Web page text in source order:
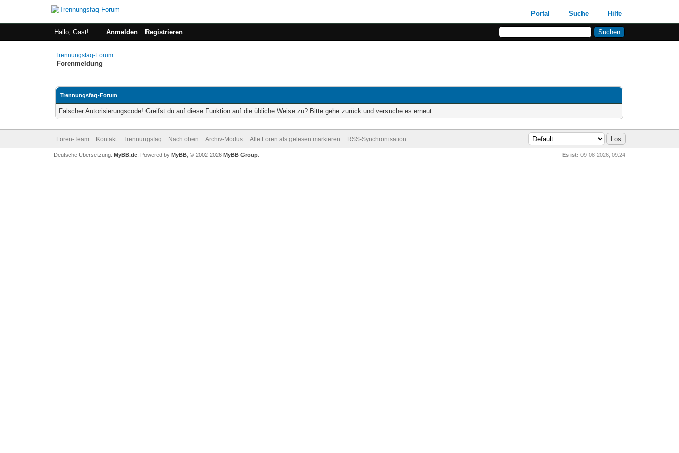
Portal Suche Hilfe
Hallo, Gast! Anmelden Registrieren
Trennungsfaq-Forum
Forenmeldung
Trennungsfaq-Forum
Falscher Autorisierungscode! Greifst du auf diese Funktion auf die übliche Weise zu? Bitte gehe zurück und versuche es erneut.
Foren-Team Kontakt Trennungsfaq Nach oben Archiv-Modus Alle Foren als gelesen markieren RSS-Synchronisation
Es ist: 09-08-2026, 09:24
Deutsche Übersetzung: MyBB.de, Powered by MyBB, © 2002-2026 MyBB Group.